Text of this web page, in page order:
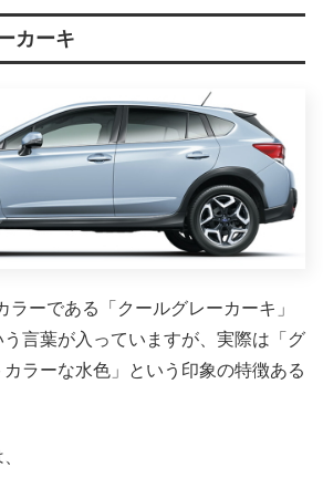
カーキ
ラーである「クールグレーカーキ」
言葉が入っていますが、実際は「グ
ラーな水色」という印象の特徴ある